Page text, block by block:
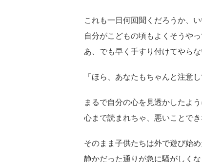
これも一日何回聞くだろうか、
自分がこどもの頃もよくそうや
あ、でも早く手すり付けてやらな
「ほら、あなたもちゃんと注意し
まるで自分の心を見透かしたよ
心まで読まれちゃ、悪いことでき
そのまま子供たちは外で遊び始め
静かだった通りが急に騒がしくな